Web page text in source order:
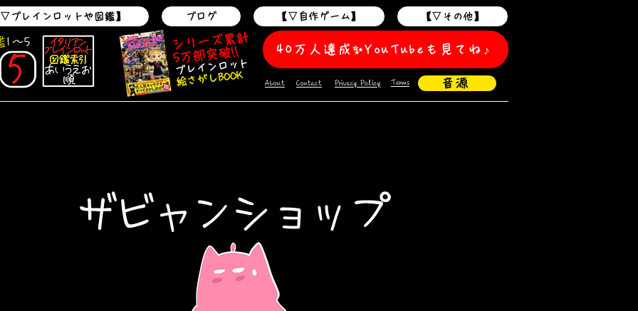
1～5 シリーズ累計
5万部突破!!
ブレインロット
絵さがしBOOK
40万人達成✨️YouTubeも見てね♪
About Contact Privacy Policy Terms 音源
ブレインロットや図鑑】 ブログ 【▽自作ゲーム】 【▽その他】